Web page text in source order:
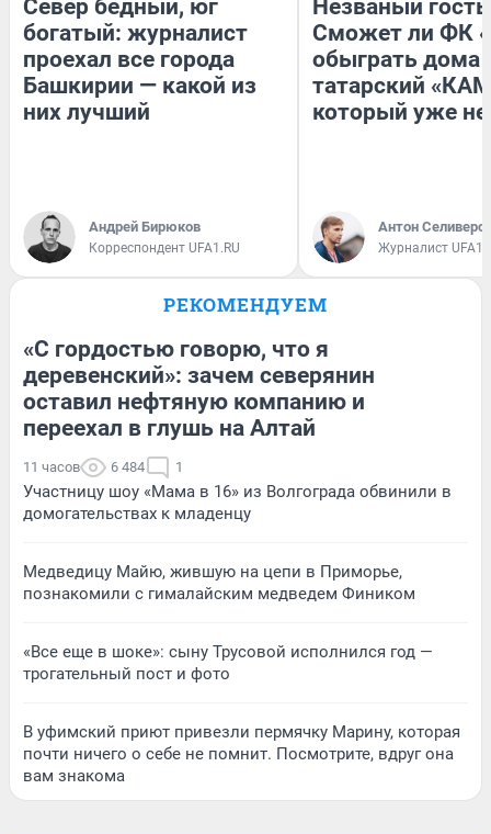
Север бедный, юг
богатый: журналист
проехал все города
Башкирии — какой из
них лучший
Андрей Бирюков
Корреспондент UFA1.RU
Незваный
Сможет ли ФК
обыграть дома
татарский
который уже не
Антон
Журналист
РЕКОМЕНДУЕМ
«С гордостью говорю, что я
деревенский»: зачем северянин
оставил нефтяную компанию и
переехал в глушь на Алтай
11 часов 6 484 1
Участницу шоу «Мама в 16» из Волгограда обвинили в
домогательствах к младенцу
Медведицу Майю, жившую на цепи в Приморье,
познакомили с гималайским медведем Фиником
«Все еще в шоке»: сыну Трусовой исполнился год —
трогательный пост и фото
В уфимский приют привезли пермячку Марину, которая
почти ничего о себе не помнит. Посмотрите, вдруг она
вам знакома